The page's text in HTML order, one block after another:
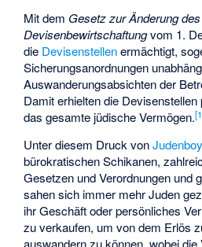
Mit dem Gesetz zur Änderung
Devisenbewirtschaftungvom 1.
die Devisenstellenermächtigt,
Sicherungsanordnungen
Auswanderungsabsichten der
Damit erhielten die Devisenstellen
das gesamte jüdische Vermögen.[
Unter diesem Druck von
bürokratischen Schikanen,
Gesetzen und Verordnungen und
sahen sich immer mehr Juden
ihr Geschäft oder persönliches
zu verkaufen, um von dem Erlös
auswandern zu können, wobei